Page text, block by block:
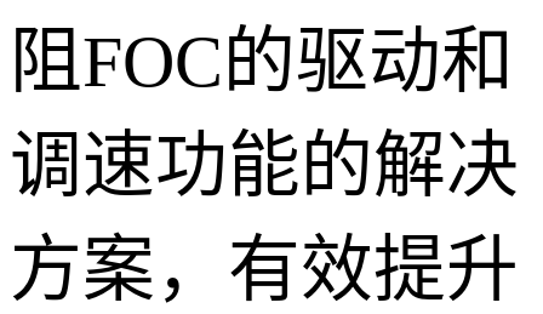
阻FOC的驱动和
调速功能的解决
方案，有效提升